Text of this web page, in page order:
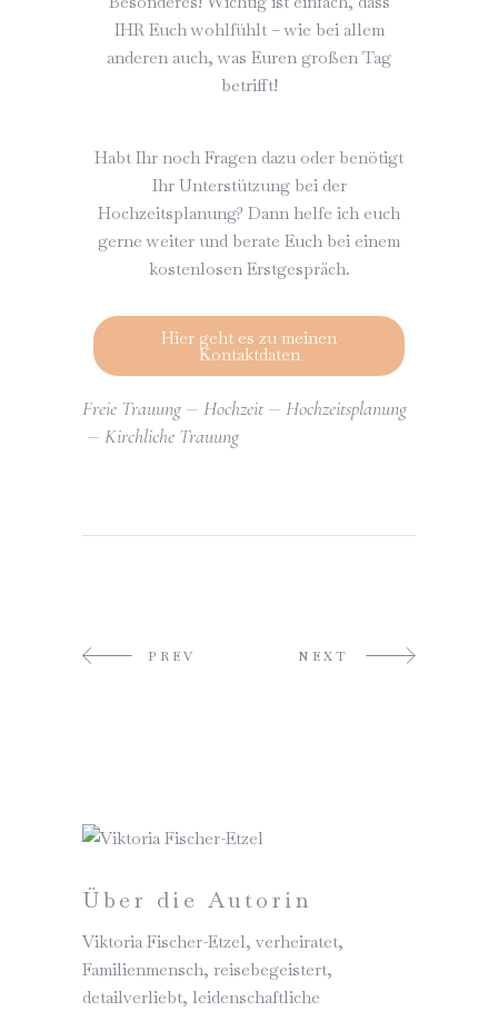
IHR Euch wohlfühlt – wie bei allem
anderen auch, was Euren großen Tag
betrifft!
Habt Ihr noch Fragen dazu oder benötigt
Ihr Unterstützung bei der
Hochzeitsplanung? Dann helfe ich euch
gerne weiter und berate Euch bei einem
kostenlosen Erstgespräch.
Hier geht es zu meinen
Kontaktdaten
Freie Trauung Hochzeit
Hochzeitsplanung
Kirchliche Trauung
PREV NEXT
Über die Autorin
Viktoria Fischer-Etzel, verheiratet,
Familienmensch, reisebegeistert,
detailverliebt, leidenschaftliche